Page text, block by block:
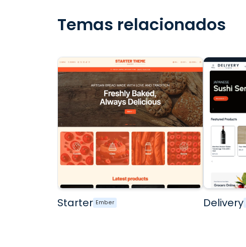
Temas relacionados
Starter Ember Delivery